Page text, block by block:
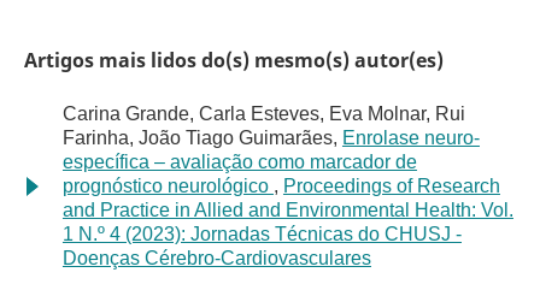
Artigos mais lidos do(s) mesmo(s) autor(es)
Carina Grande, Carla Esteves, Eva Molnar, Rui
Farinha, João Tiago Guimarães, Enrolase neuro-
específica – avaliação como marcador de
prognóstico neurológico , Proceedings of Research
and Practice in Allied and Environmental Health: Vol.
1 N.º 4 (2023): Jornadas Técnicas do CHUSJ -
Doenças Cérebro-Cardiovasculares